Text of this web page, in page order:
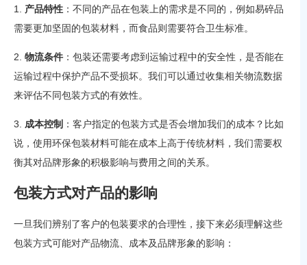
1. 产品特性 ：不同的产品在包装上的需求是不同的，例如易碎品
需要更加坚固的包装材料，而食品则需要符合卫生标准。
2. 物流条件 ：包装还需要考虑到运输过程中的安全性，是否能在
运输过程中保护产品不受损坏。我们可以通过收集相关物流数据
来评估不同包装方式的有效性。
3. 成本控制 ：客户指定的包装方式是否会增加我们的成本？比如
说，使用环保包装材料可能在成本上高于传统材料，我们需要权
衡其对品牌形象的积极影响与费用之间的关系。
包装方式对产品的影响
一旦我们辨别了客户的包装要求的合理性，接下来必须理解这些
包装方式可能对产品物流、成本及品牌形象的影响：